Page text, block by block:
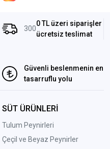
300
0 TL üzeri siparişler
ücretsiz teslimat
Güvenli beslenmenin en
tasarruflu yolu
SÜT ÜRÜNLERİ
Tulum Peynirleri
Çeçil ve Beyaz Peynirler